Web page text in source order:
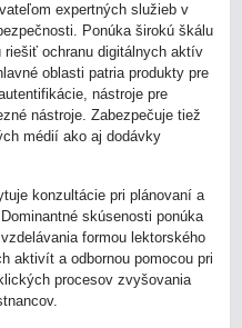
expertných služieb v
Ponúka širokú škálu
riešiť ochranu digitálnych aktív
oblasti patria produkty pre
nástroje pre
nástroje. Zabezpečuje tiež
médií ako aj dodávky
konzultácie pri plánovaní a
skúsenosti ponúka
formou lektorského
aktivít a odbornou pomocou pri
procesov zvyšovania